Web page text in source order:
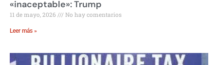
«inaceptable»: Trump
11 de mayo, 2026 No hay comentarios
Leer más »